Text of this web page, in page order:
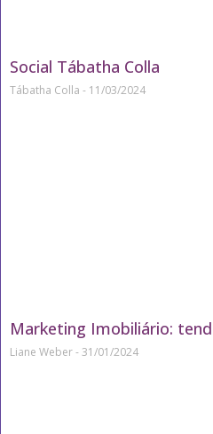
Social Tábatha Colla
Tábatha Colla 11/03/2024
Marketing Imobiliário:
Liane Weber 31/01/2024